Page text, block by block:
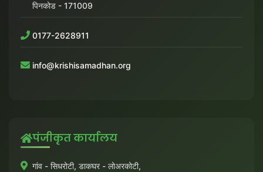
पिनकोड - 171009
0177-2628911
info@krishisamadhan.org
पंजीकृत कार्यालय
गांव - सिधरोटी, डाकघर - लोअरकोटी,